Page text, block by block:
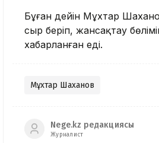
Бұған дейін Мұхтар
сыр беріп, жансақтау
хабарланған еді.
Мұхтар Шаханов
Nege.kz редакциясы
Журналист